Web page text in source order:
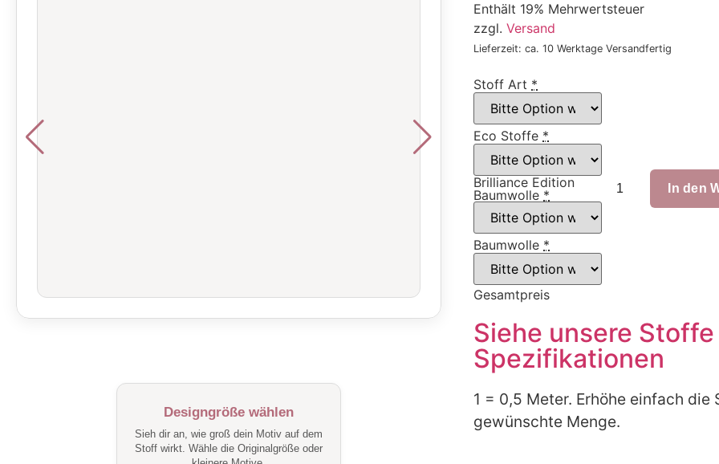
Designgröße wählen
Sieh dir an, wie groß dein Motiv auf dem
Stoff wirkt. Wähle die Originalgröße oder
Enthält 19% Mehrwertsteuer
zzgl. Versand
Lieferzeit: ca. 10 Werktage Versandfertig
Stoff Art *
Eco Stoffe *
Brilliance Edition
Baumwolle *
Baumwolle *
Gesamtpreis
In den
Siehe unsere Stoffe
Spezifikationen
1 = 0,5 Meter. Erhöhe einfach die
gewünschte Menge.